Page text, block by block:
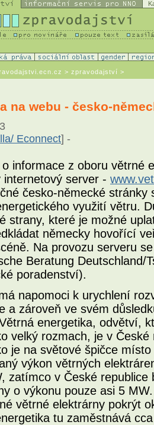
> zpravodajství >
na webu - česko-
Econnect] -
o informace z oboru větrné
internetový server -
česko-německé
využití větru.
strany, které je možné
německy hovořící
Na provozu serveru
Beratung Deutschland/
poradenství).
napomoci k urychlení
a zároveň ve svém
energetika, odvětví,
velký rozmach, je v
je na světové špičce
výkon větrných
zatímco v České
o výkonu pouze asi 5
větrné elektrárny pokrýt
tu zaměstnává